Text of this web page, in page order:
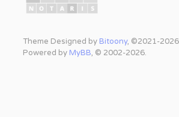
Theme Designed by Bitoony, ©2021-2026
Powered by MyBB, © 2002-2026.